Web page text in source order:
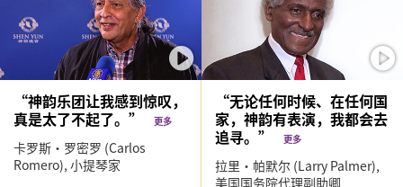
“神韵乐团让我感到惊叹，
真是太了不起了。”
更多
卡罗斯‧罗密罗 (Carlos
Romero), 小提琴家
“无论任何时候、在任何国
家，神韵有表演，我都会去
追寻。”更多
拉里‧帕默尔 (Larry Palmer),
美国国务院代理副助卿